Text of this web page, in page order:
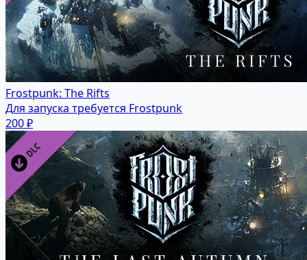
Frostpunk: The Rifts
Для запуска требуется Frostpunk
200 ₽